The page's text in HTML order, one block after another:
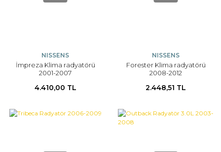
NISSENS
İmpreza Klima radyatörü
2001-2007
4.410,00 TL
NISSENS
Forester Klima radyatörü
2008-2012
2.448,51 TL